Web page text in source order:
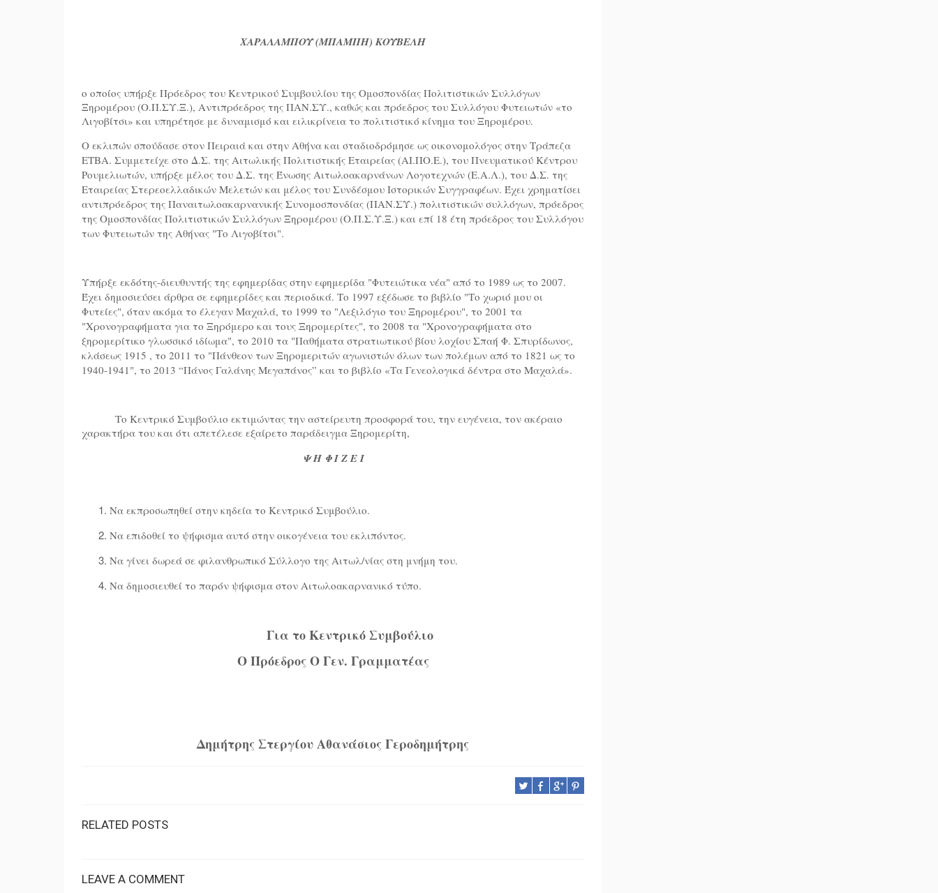
ΧΑΡΑΛΑΜΠΟΥ (ΜΠΑΜΠΗ) ΚΟΥΒΕΛΗ
ο οποίος υπήρξε Πρόεδρος του Κεντρικού Συμβουλίου της Ομοσπονδίας Πολιτιστικών Συλλόγων
Ξηρομέρου (Ο.Π.ΣΥ.Ξ.), Αντιπρόεδρος της ΠΑΝ.ΣΥ., καθώς και πρόεδρος του Συλλόγου Φυτειωτών «το
Λιγοβίτσι» και υπηρέτησε με δυναμισμό και ειλικρίνεια το πολιτιστικό κίνημα του Ξηρομέρου.
Ο εκλιπών σπούδασε στον Πειραιά και στην Αθήνα και σταδιοδρόμησε ως οικονομολόγος στην Τράπεζα
ΕΤΒΑ. Συμμετείχε στο Δ.Σ. της Αιτωλικής Πολιτιστικής Εταιρείας (ΑΙ.ΠΟ.Ε.), του Πνευματικού Κέντρου
Ρουμελιωτών, υπήρξε μέλος του Δ.Σ. της Ένωσης Αιτωλοακαρνάνων Λογοτεχνών (Ε.Α.Λ.), του Δ.Σ. της
Εταιρείας Στερεοελλαδικών Μελετών και μέλος του Συνδέσμου Ιστορικών Συγγραφέων. Έχει χρηματίσει
αντιπρόεδρος της Παναιτωλοακαρνανικής Συνομοσπονδίας (ΠΑΝ.ΣΥ.) πολιτιστικών συλλόγων, πρόεδρος
της Ομοσπονδίας Πολιτιστικών Συλλόγων Ξηρομέρου (Ο.Π.Σ.Υ.Ξ.) και επί 18 έτη πρόεδρος του Συλλόγου
των Φυτειωτών της Αθήνας "Το Λιγοβίτσι".
Υπήρξε εκδότης-διευθυντής της εφημερίδας στην εφημερίδα "Φυτειώτικα νέα" από το 1989 ως το 2007.
Έχει δημοσιεύσει άρθρα σε εφημερίδες και περιοδικά. Το 1997 εξέδωσε το βιβλίο "Το χωριό μου οι
Φυτείες", όταν ακόμα το έλεγαν Μαχαλά, το 1999 το "Λεξιλόγιο του Ξηρομέρου", το 2001 τα
"Χρονογραφήματα για το Ξηρόμερο και τους Ξηρομερίτες", το 2008 τα "Χρονογραφήματα στο
ξηρομερίτικο γλωσσικό ιδίωμα", το 2010 τα "Παθήματα στρατιωτικού βίου λοχίου Σπαή Φ. Σπυρίδωνος,
κλάσεως 1915 , το 2011 το "Πάνθεον των Ξηρομεριτών αγωνιστών όλων των πολέμων από το 1821 ως το
1940-1941", το 2013 “Πάνος Γαλάνης Μεγαπάνος” και το βιβλίο «Τα Γενεολογικά δέντρα στο Μαχαλά».
Το Κεντρικό Συμβούλιο εκτιμώντας την αστείρευτη προσφορά του, την ευγένεια, τον ακέραιο
χαρακτήρα του και ότι απετέλεσε εξαίρετο παράδειγμα Ξηρομερίτη,
Ψ Η Φ Ι Ζ Ε Ι
Να εκπροσωπηθεί στην κηδεία το Κεντρικό Συμβούλιο.
Να επιδοθεί το ψήφισμα αυτό στην οικογένεια του εκλιπόντος.
Να γίνει δωρεά σε φιλανθρωπικό Σύλλογο της Αιτωλ/νίας στη μνήμη του.
Να δημοσιευθεί το παρόν ψήφισμα στον Αιτωλοακαρνανικό τύπο.
Για το Κεντρικό Συμβούλιο
Ο Πρόεδρος Ο Γεν. Γραμματέας
Δημήτρης Στεργίου Αθανάσιος Γεροδημήτρης
RELATED POSTS
LEAVE A COMMENT